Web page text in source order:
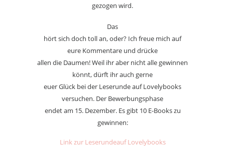
gezogen wird.
Das
hört sich doch toll an, oder? Ich freue mich auf
eure Kommentare und drücke
allen die Daumen! Weil ihr aber nicht alle gewinnen
könnt, dürft ihr auch gerne
euer Glück bei der Leserunde auf Lovelybooks
versuchen. Der Bewerbungsphase
endet am 15. Dezember. Es gibt 10 E-Books zu
gewinnen:
Link zur Leserundeauf Lovelybooks